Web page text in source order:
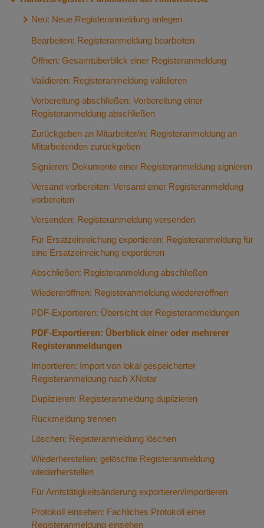
Übereinstimmungsvermerke
XNotar/Urkundenverzeichnis (UVZ): Import von
Modul Grundbuch/Urkundenverzeichnis: Import
Beteiligtendaten
Modul Grundbuch/Urkundenverzeichnis: Import
Dokumente
Modul Handelsregister/Urkundenverzeichnis: Import
Beteiligtendaten
Modul Handelsregister/Urkundenverzeichnis: Import
Dokumente
Modul Sonstige Anträge/Urkundenverzeichnis: Import
Versionsinformationen: Modul eNoVA
Versionsinformationen: Modul Geldwäschebekämpfung
Versionsinformationen Meldeportal
Versionsinformationen Transparenzregister
(Schnittstelle zur Einsichtnahme)
XNotar und die qeS-Beglaubigung
qeS-Beglaubigung, Urkundenverzeichnis und
Alle Schritte einer Registeranmeldung auf einen Blick
Such- und Filteroptionen
Schnellsuche/Erweiterte Suche
Standardfilter und individuelle Filter
Anzeige von Such- und Filterkriterien
Papierkorb einsehen
Neu: Neue Registeranmeldung anlegen
Grunddaten erfassen
Rechtsträger erfassen
Anmeldefälle erfassen
Beteiligte erfassen
Beteiligte erfassen: Praxisbeispiele und
Ausfüllhinweise
Dokumente hinzufügen
Bearbeiten: Registeranmeldung bearbeiten
Öffnen: Gesamtüberblick einer Registeranmeldung
Validieren: Registeranmeldung validieren
Vorbereitung abschließen: Vorbereitung einer
Registeranmeldung abschließen
Zurückgeben an Mitarbeiter/in: Registeranmeldung an
Mitarbeitenden zurückgeben
Signieren: Dokumente einer Registeranmeldung signieren
Versand vorbereiten: Versand einer Registeranmeldung
vorbereiten
Versenden: Registeranmeldung versenden
Für Ersatzeinreichung exportieren: Registeranmeldung für
eine Ersatzeinreichung exportieren
Abschließen: Registeranmeldung abschließen
Wiedereröffnen: Registeranmeldung wiedereröffnen
PDF-Exportieren: Übersicht der Registeranmeldungen
PDF-Exportieren: Überblick einer oder mehrerer
Registeranmeldungen
Importieren: Import von lokal gespeicherter
Registeranmeldung nach XNotar
Duplizieren: Registeranmeldung duplizieren
Rückmeldung trennen
Löschen: Registeranmeldung löschen
Wiederherstellen: gelöschte Registeranmeldung
wiederherstellen
Für Amtstätigkeitsänderung exportieren/importieren
Protokoll einsehen: Fachliches Protokoll einer
Registeranmeldung einsehen